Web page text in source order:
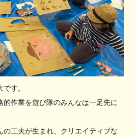
す。
的作業を遊び隊のみんなは一足先に
の工夫が生まれ、クリエイティブな